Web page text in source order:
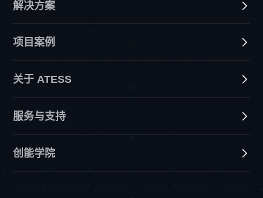
解决方案
项目案例
关于 ATESS
服务与支持
创能学院